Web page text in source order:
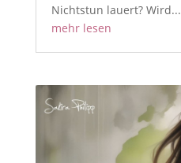
Nichtstun lauert? Wird...
mehr lesen